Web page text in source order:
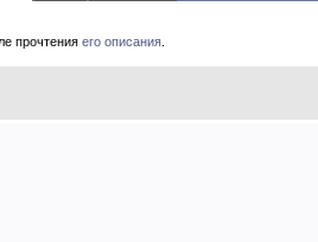
прочтения его описания